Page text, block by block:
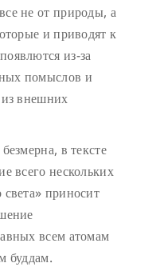
не от природы, а
и приводят к
из-за
помыслов и
внешних
в тексте
всего нескольких
приносит
всем атомам
буддам.